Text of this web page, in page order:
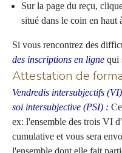
Sur la page du reçu,
situé dans le coin en haut
Si vous rencontrez des
des inscriptions en ligne qui
Attestation de
Vendredis intersubjectifs
soi intersubjective (PSI) :
ex: l'ensemble des trois VI
cumulative et vous sera